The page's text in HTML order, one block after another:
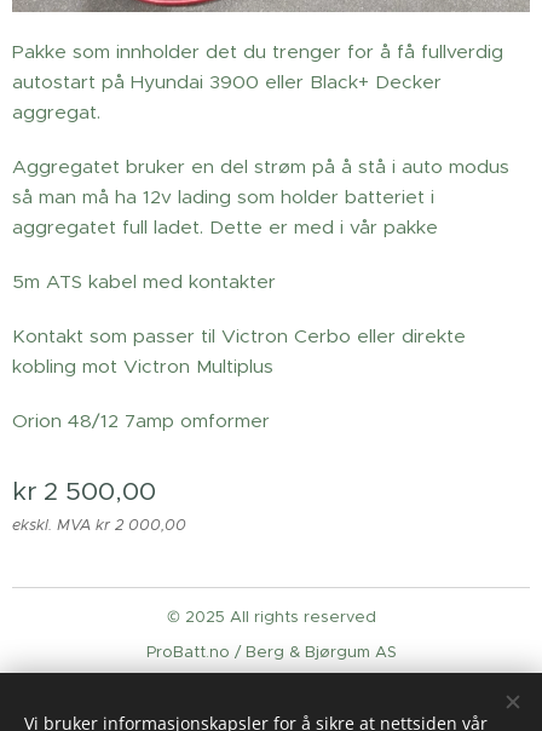
Pakke som innholder det du trenger for å få fullverdig
autostart på Hyundai 3900 eller Black+ Decker
aggregat.
Aggregatet bruker en del strøm på å stå i auto modus
så man må ha 12v lading som holder batteriet i
aggregatet full ladet. Dette er med i vår pakke
5m ATS kabel med kontakter
Kontakt som passer til Victron Cerbo eller direkte
kobling mot Victron Multiplus
Orion 48/12 7amp omformer
kr 2 500,00
ekskl. MVA kr 2 000,00
© 2025 All rights reserved
ProBatt.no / Berg & Bjørgum AS
Vi bruker informasjonskapsler for å sikre at nettsiden vår